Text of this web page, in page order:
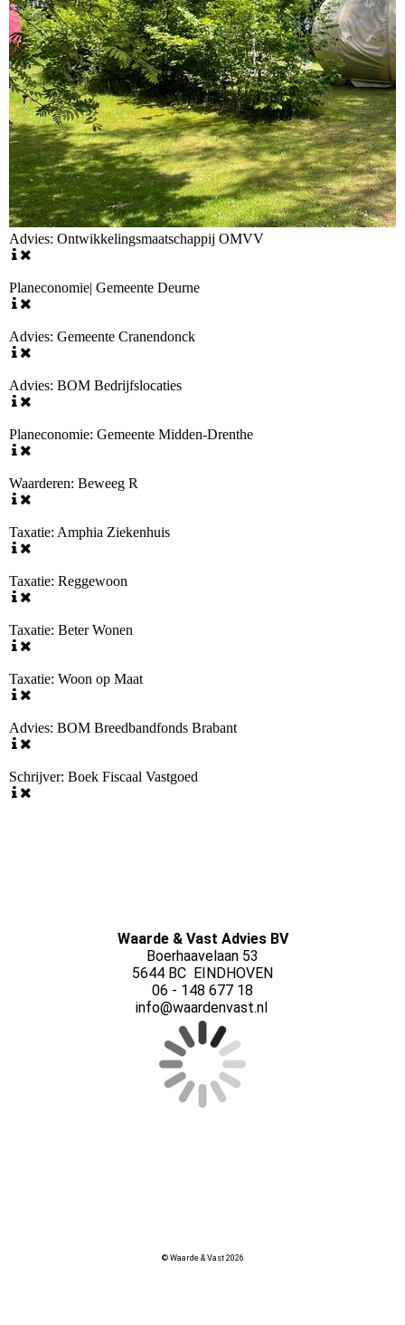
Advies: Ontwikkelingsmaatschappij OMVV
Planeconomie| Gemeente Deurne
Advies: Gemeente Cranendonck
Advies: BOM Bedrijfslocaties
Planeconomie: Gemeente Midden-Drenthe
Waarderen: Beweeg R
Taxatie: Amphia Ziekenhuis
Taxatie: Reggewoon
Taxatie: Beter Wonen
Taxatie: Woon op Maat
Advies: BOM Breedbandfonds Brabant
Schrijver: Boek Fiscaal Vastgoed
Waarde & Vast Advies BV
Boerhaavelaan 53
5644 BC EINDHOVEN
06 - 148 677 18
info@waardenvast.nl
© Waarde & Vast 2026